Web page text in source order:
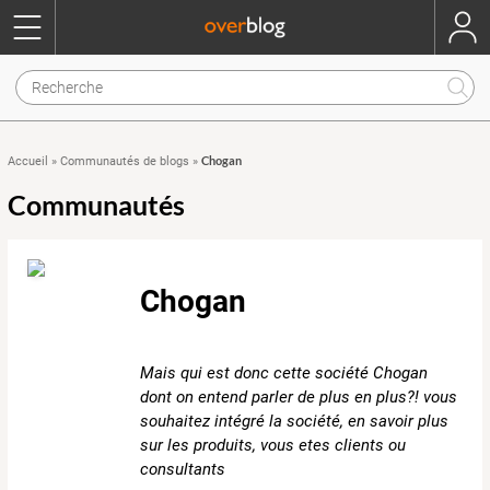
Accueil » Communautés de blogs » Chogan
Communautés
Chogan
Mais qui est donc cette société Chogan
dont on entend parler de plus en plus?! vous
souhaitez intégré la société, en savoir plus
sur les produits, vous etes clients ou
consultants